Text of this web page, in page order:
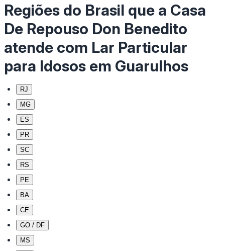
Regiões do Brasil que a Casa
De Repouso Don Benedito
atende com Lar Particular
para Idosos em Guarulhos
RJ
MG
ES
PR
SC
RS
PE
BA
CE
GO / DF
MS